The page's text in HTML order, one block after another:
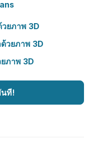
ยภาพ 3D
วยภาพ 3D
ภาพ 3D
ที!